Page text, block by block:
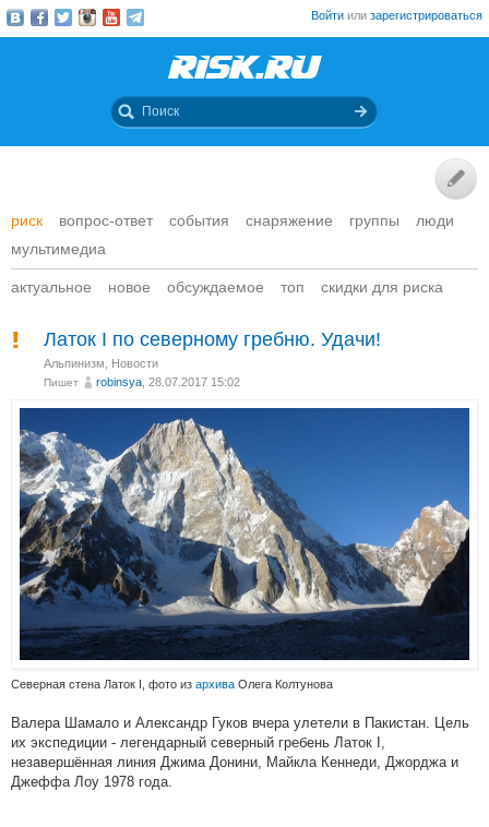
Войти или зарегистрироваться
риск вопрос-ответ события снаряжение группы
люди
мультимедиа
актуальное новое обсуждаемое топ скидки для риска
Латок I по северному гребню. Удачи!
Альпинизм Новости
Пишет robinsya , 28.07.2017 15:02
Северная стена Латок I, фото из архива Олега Колтунова
Валера Шамало и Александр Гуков вчера улетели в Пакистан. Цель
их экспедиции - легендарный северный гребень Латок I,
незавершённая линия Джима Донини, Майкла Кеннеди, Джорджа и
Джеффа Лоу 1978 года.